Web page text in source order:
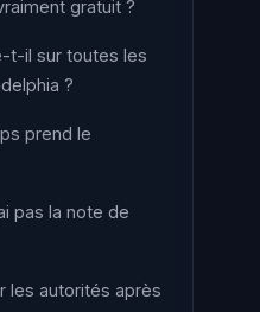
gratuit ?
t-il sur toutes les
?
prend le
pas la note de
les autorités après